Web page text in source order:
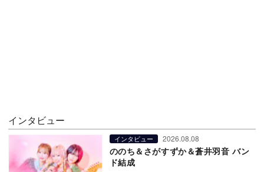
インタビュー
インタビュー 2026.08.08
ののち＆さがすずか＆蒼井羽音 バン
ド結成